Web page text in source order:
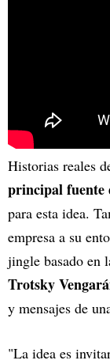
Historias reales
principal fuente
para esta idea.
empresa a su
jingle basado en
Trotsky
y mensajes de
"La idea es